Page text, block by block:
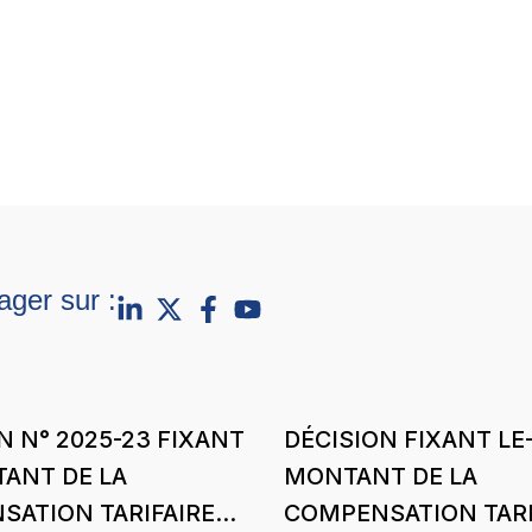
sur :
N° 2025-23 FIXANT
DE LA
TARIFAIRE
DÉCISION FIXANT LE-
MONTANT DE LA
COMPENSATION